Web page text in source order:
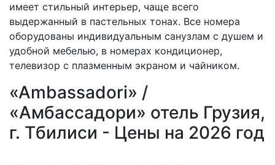
имеет стильный интерьер, чаще всего
выдержанный в пастельных тонах. Все номера
оборудованы индивидуальным санузлам с душем и
удобной мебелью, в номерах кондиционер,
телевизор с плазменным экраном и чайником.
«Ambassadori» /
«Амбассадори» отель Грузия,
г. Тбилиси - Цены на 2026 год